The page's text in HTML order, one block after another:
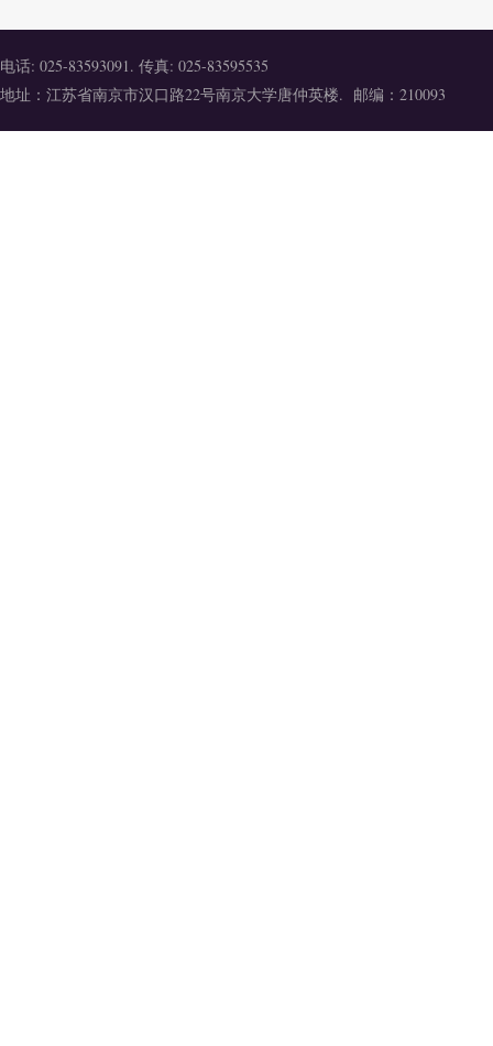
电话: 025-83593091. 传真: 025-83595535
地址：江苏省南京市汉口路22号南京大学唐仲英楼. 邮编：210093